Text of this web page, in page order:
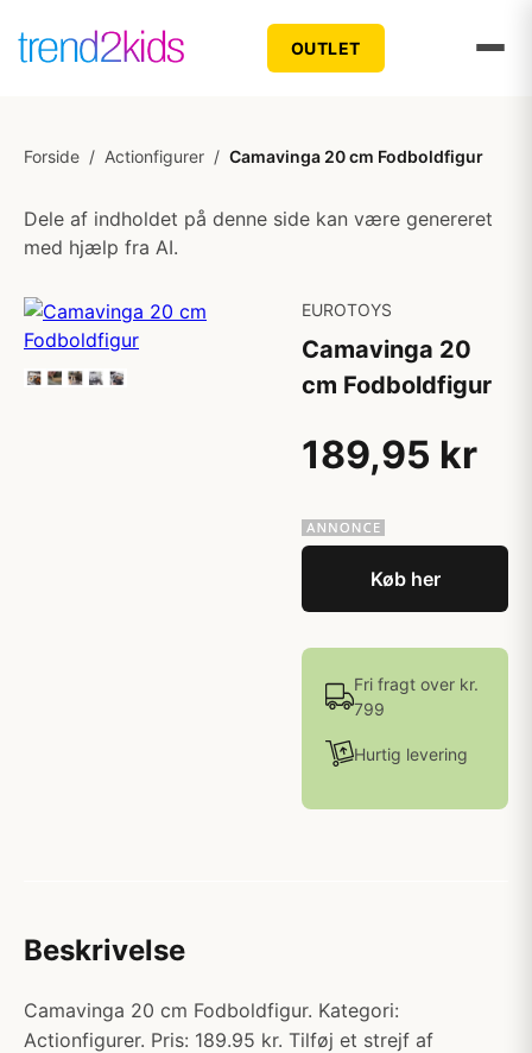
OUTLET
Forside / Actionfigurer / Camavinga 20 cm Fodboldfigur
Dele af indholdet på denne side kan være genereret
med hjælp fra AI.
EUROTOYS
Camavinga 20
cm Fodboldfigur
189,95 kr
Køb her
Fri fragt over kr.
799
Hurtig levering
Beskrivelse
Camavinga 20 cm Fodboldfigur. Kategori:
Actionfigurer. Pris: 189.95 kr. Tilføj et strejf af